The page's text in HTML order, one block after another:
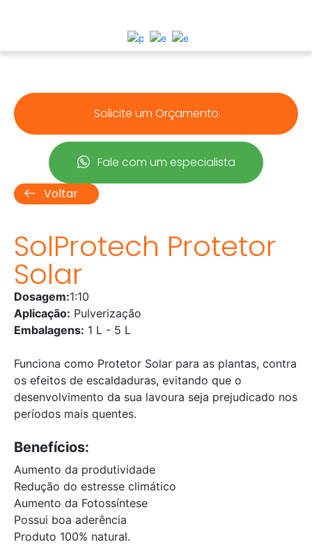
Solicite um Orçamento
Fale com um especialista
Voltar
SolProtech Protetor
Solar
Dosagem:1:10
Aplicação: Pulverização
Embalagens: 1 L - 5 L
Funciona como Protetor Solar para as plantas, contra
os efeitos de escaldaduras, evitando que o
desenvolvimento da sua lavoura seja prejudicado nos
períodos mais quentes.
Benefícios:
Aumento da produtividade
Redução do estresse climático
Aumento da Fotossíntese
Possui boa aderência
Produto 100% natural.